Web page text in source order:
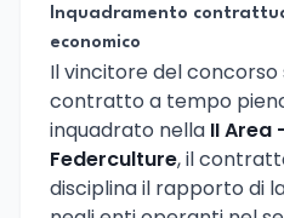
Inquadramento
economico
Il vincitore del
contratto a tempo
inquadrato nella II Area
Federculture, il
disciplina il rapporto di